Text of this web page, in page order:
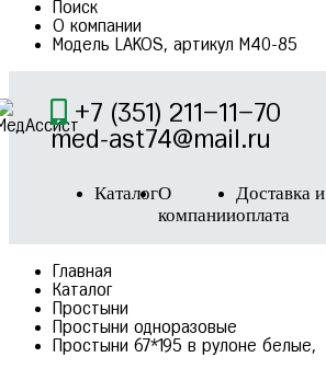
Поиск
О компании
Модель LAKOS, артикул М40-85
+7 (351) 211–11–70
med-ast74@mail.ru
КаталогО
компании
Доставка и
оплата
Главная
Каталог
Простыни
Простыни одноразовые
Простыни 67*195 в рулоне белые,